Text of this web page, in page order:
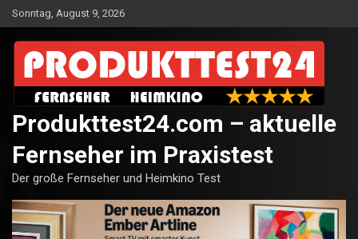
Skip
to
content
Sonntag, August 9, 2026
Produkttest24.com – aktuelle
Fernseher im Praxistest
Der große Fernseher und Heimkino Test